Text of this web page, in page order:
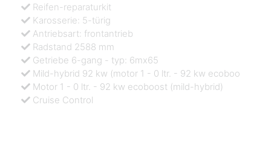
Reifen-reparaturkit
Karosserie: 5-türig
Antriebsart: frontantrieb
Radstand 2588 mm
Getriebe 6-gang - typ: 6mx65
Mild-hybrid 92 kw (motor 1 - 0 ltr. - 92 kw ecoboo
Motor 1 - 0 ltr. - 92 kw ecoboost (mild-hybrid)
Cruise Control